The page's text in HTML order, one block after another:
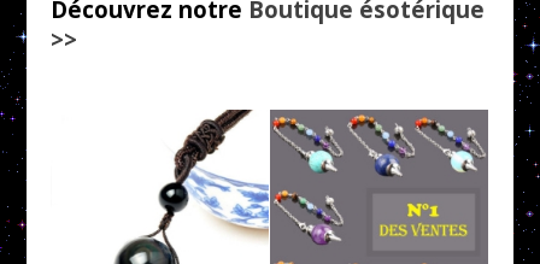
Découvrez notre Boutique ésotérique
>>